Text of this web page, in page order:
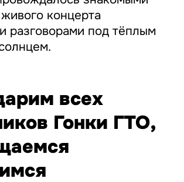
концерта
разговорами под тёплым
всех
Гонки ГТО,